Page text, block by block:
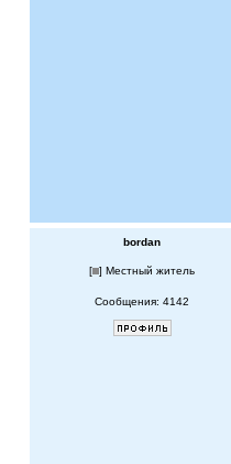
bordan
[ ] Местный житель
Сообщения: 4142